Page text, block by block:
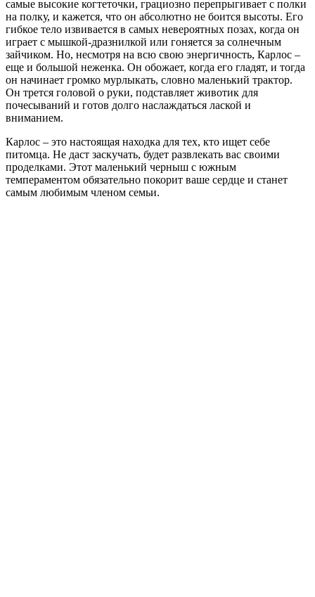
самые высокие когтеточки, грациозно перепрыгивает с полки
на полку, и кажется, что он абсолютно не боится высоты. Его
гибкое тело извивается в самых невероятных позах, когда он
играет с мышкой-дразнилкой или гоняется за солнечным
зайчиком. Но, несмотря на всю свою энергичность, Карлос –
еще и большой неженка. Он обожает, когда его гладят, и тогда
он начинает громко мурлыкать, словно маленький трактор.
Он трется головой о руки, подставляет животик для
почесываний и готов долго наслаждаться лаской и
вниманием.
Карлос – это настоящая находка для тех, кто ищет себе
питомца. Не даст заскучать, будет развлекать вас своими
проделками. Этот маленький черныш с южным
темпераментом обязательно покорит ваше сердце и станет
самым любимым членом семьи.